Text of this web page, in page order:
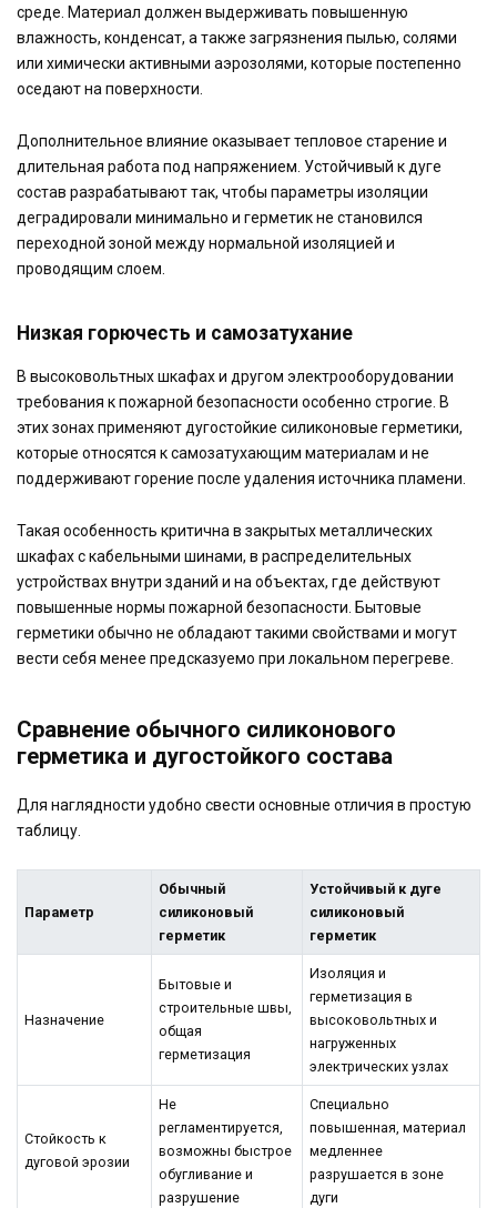
среде. Материал должен выдерживать повышенную
влажность, конденсат, а также загрязнения пылью, солями
или химически активными аэрозолями, которые постепенно
оседают на поверхности.
Дополнительное влияние оказывает тепловое старение и
длительная работа под напряжением. Устойчивый к дуге
состав разрабатывают так, чтобы параметры изоляции
деградировали минимально и герметик не становился
переходной зоной между нормальной изоляцией и
проводящим слоем.
Низкая горючесть и самозатухание
В высоковольтных шкафах и другом электрооборудовании
требования к пожарной безопасности особенно строгие. В
этих зонах применяют дугостойкие силиконовые герметики,
которые относятся к самозатухающим материалам и не
поддерживают горение после удаления источника пламени.
Такая особенность критична в закрытых металлических
шкафах с кабельными шинами, в распределительных
устройствах внутри зданий и на объектах, где действуют
повышенные нормы пожарной безопасности. Бытовые
герметики обычно не обладают такими свойствами и могут
вести себя менее предсказуемо при локальном перегреве.
Сравнение обычного силиконового
герметика и дугостойкого состава
Для наглядности удобно свести основные отличия в простую
таблицу.
Параметр
Обычный
силиконовый
герметик
Устойчивый к дуге
силиконовый
герметик
Назначение
Бытовые и
строительные швы,
общая
герметизация
Изоляция и
герметизация в
высоковольтных и
нагруженных
электрических узлах
Стойкость к
дуговой эрозии
Не
регламентируется,
возможны быстрое
обугливание и
разрушение
Специально
повышенная, материал
медленнее
разрушается в зоне
дуги